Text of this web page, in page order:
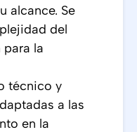
alcance. Se
del
la
técnico y
a las
en la